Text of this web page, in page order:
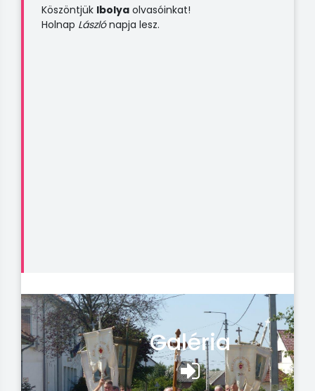
Köszöntjük Ibolya olvasóinkat!
Holnap Lászlónapja lesz.
Galéria